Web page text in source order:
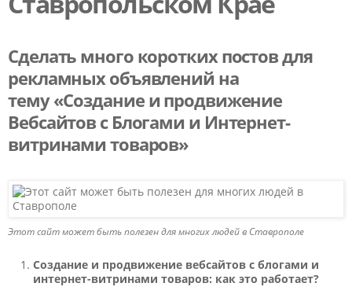
Сделать много коротких постов для
рекламных объявлений на
тему«Создание и продвижение
Вебсайтов с Блогами и Интернет-
витринами товаров»
Этот сайт может быть полезен для многих людей в Ставрополе
Создание и продвижение вебсайтов с блогами и
интернет-витринами товаров: как это работает?